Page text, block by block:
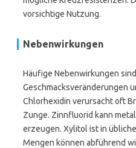
vorsichtige Nutzung.
Nebenwirkungen
Häufige Nebenwirkungen
Geschmacksveränderungen
Chlorhexidin verursacht oft
Zunge. Zinnfluorid kann
erzeugen. Xylitol ist in
Mengen können abführend